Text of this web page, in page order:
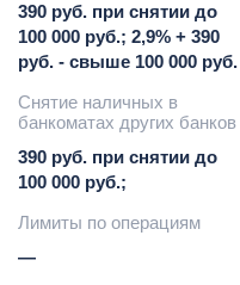
390 руб. при снятии до
100 000 руб.; 2,9% + 390
руб. - свыше 100 000 руб.
Снятие наличных в
банкоматах других банков
390 руб. при снятии до
100 000 руб.;
Лимиты по операциям
—